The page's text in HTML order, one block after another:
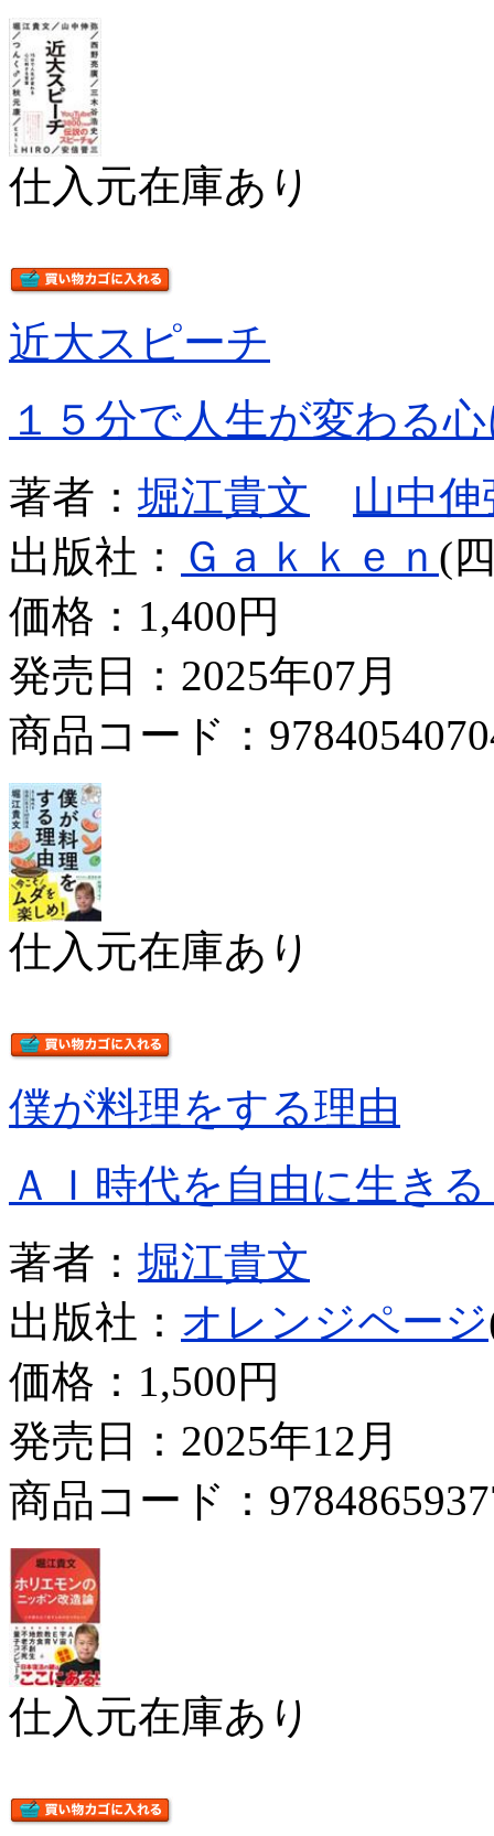
仕入元在庫あり
近大スピーチ
１５分で人生が変わる
著者： 堀江貴文
山中伸
出版社： Ｇａｋｋｅｎ (
価格： 1,400円
発売日：2025年07月
商品コード：
仕入元在庫あり
僕が料理をする理由
ＡＩ時代を自由に生き
著者： 堀江貴文
出版社： オレンジページ
価格： 1,500円
発売日：2025年12月
商品コード：
仕入元在庫あり